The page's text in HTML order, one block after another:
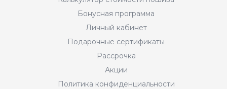
Бонусная программа
Личный кабинет
Подарочные сертификаты
Рассрочка
Акции
Политика конфиденциальности